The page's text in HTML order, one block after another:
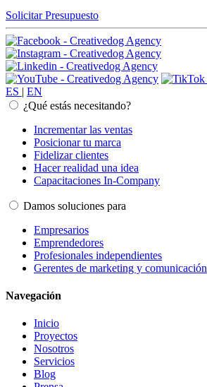
Solicitar Presupuesto
ES | EN
¿Qué estás necesitando?
Incrementar las ventas
Posicionar tu marca
Fidelizar clientes
Hacer realidad una idea
Capacitaciones In-Company
Damos soluciones para
Empresarios
Emprendedores
Profesionales independientes
Gerentes de marketing y comunicación
Navegación
Inicio
Proyectos
Nosotros
Servicios
Blog